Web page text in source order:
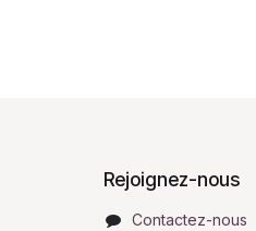
Rejoignez-nous
Contactez-nous